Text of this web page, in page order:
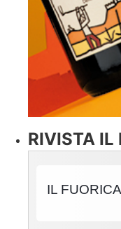
RIVISTA IL